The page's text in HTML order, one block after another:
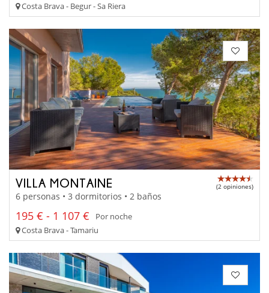
Costa Brava - Begur - Sa Riera
VILLA MONTAINE (2 opiniones)
6 personas • 3 dormitorios • 2 baños
195 € - 1 107 €
Por noche
Costa Brava - Tamariu